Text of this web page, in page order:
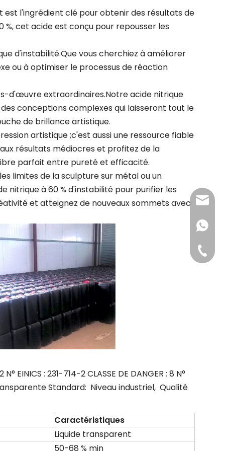
est l'ingrédient clé pour obtenir des résultats de
cet acide est conçu pour repousser les
d'instabilité.Que vous cherchiez à améliorer
ou à optimiser le processus de réaction
d'œuvre extraordinaires.Notre acide nitrique
conceptions complexes qui laisseront tout le
de brillance artistique.
artistique ;c'est aussi une ressource fiable
résultats médiocres et profitez de la
parfait entre pureté et efficacité.
limites de la sculpture sur métal ou un
nitrique à 60 % d'instabilité pour purifier les
et atteignez de nouveaux sommets avec
: 231-714-2 CLASSE DE DANGER : 8 N°
Standard: Niveau industriel, Qualité
Caractéristiques
Liquide transparent
50-68 % min
+86-
+86-